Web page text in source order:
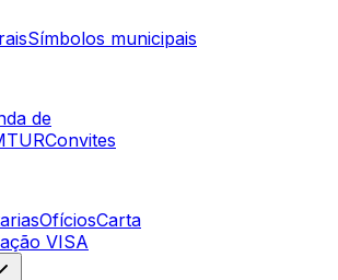
Símbolos municipais
de
Convites
OfíciosCarta
VISA